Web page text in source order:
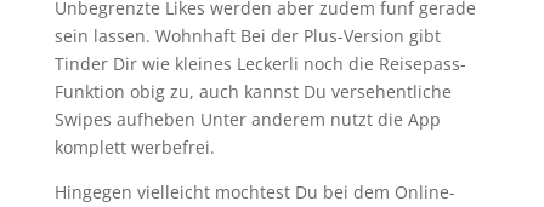
Unbegrenzte Likes werden aber zudem funf gerade
sein lassen. Wohnhaft Bei der Plus-Version gibt
Tinder Dir wie kleines Leckerli noch die Reisepass-
Funktion obig zu, auch kannst Du versehentliche
Swipes aufheben Unter anderem nutzt die App
komplett werbefrei.
Hingegen vielleicht mochtest Du bei dem Online-